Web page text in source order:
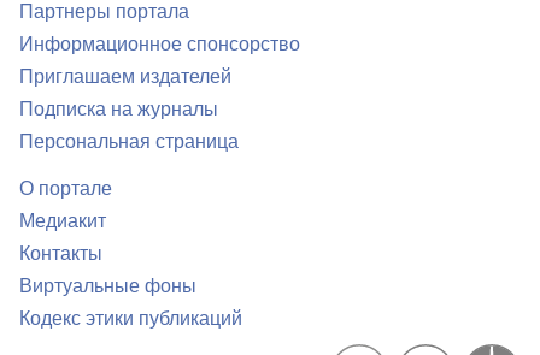
Партнеры портала
Информационное спонсорство
Приглашаем издателей
Подписка на журналы
Персональная страница
О портале
Медиакит
Контакты
Виртуальные фоны
Кодекс этики публикаций